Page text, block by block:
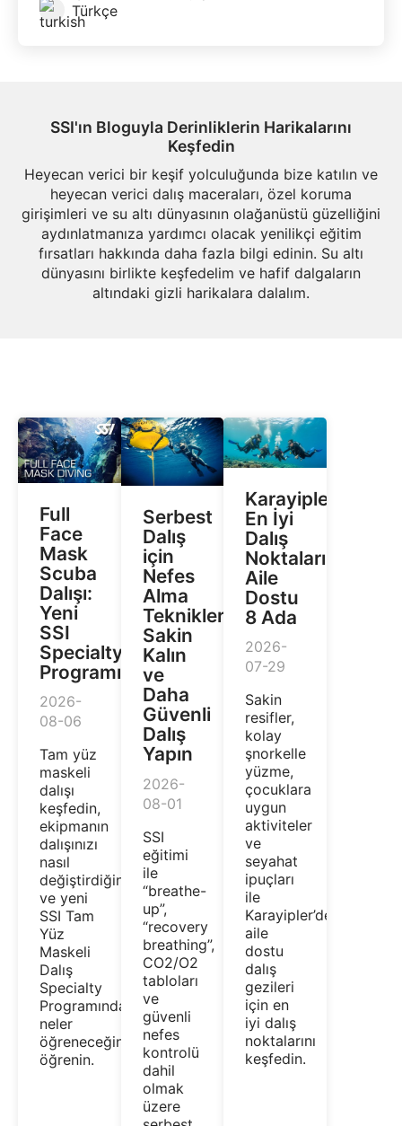
Türkçe
SSI'ın Bloguyla Derinliklerin Harikalarını
Keşfedin
Heyecan verici bir keşif yolculuğunda bize katılın ve
heyecan verici dalış maceraları, özel koruma
girişimleri ve su altı dünyasının olağanüstü güzelliğini
aydınlatmanıza yardımcı olacak yenilikçi eğitim
fırsatları hakkında daha fazla bilgi edinin. Su altı
dünyasını birlikte keşfedelim ve hafif dalgaların
altındaki gizli harikalara dalalım.
Full
Face
Mask
Scuba
Dalışı:
Yeni
SSI
Specialty
Programı
2026-
08-06
Tam yüz
maskeli
dalışı
keşfedin,
ekipmanın
dalışınızı
nasıl
değiştirdiğini
ve yeni
SSI Tam
Yüz
Maskeli
Dalış
Specialty
Programında
neler
öğreneceğinizi
öğrenin.
Serbest
Dalış
için
Nefes
Alma
Teknikleri:
Sakin
Kalın
ve
Daha
Güvenli
Dalış
Yapın
2026-
08-01
SSI
eğitimi
ile
“breathe-
up”,
“recovery
breathing”,
CO2/O2
tabloları
ve
güvenli
nefes
kontrolü
dahil
olmak
üzere
Karayipler’deki
En İyi
Dalış
Noktaları:
Aile
Dostu
8 Ada
2026-
07-29
Sakin
resifler,
kolay
şnorkelle
yüzme,
çocuklara
uygun
aktiviteler
ve
seyahat
ipuçları
ile
Karayipler’de
aile
dostu
dalış
gezileri
için en
iyi dalış
noktalarını
keşfedin.